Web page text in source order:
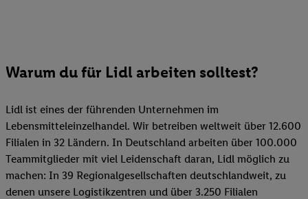
Warum du für Lidl arbeiten solltest?
Lidl ist eines der führenden Unternehmen im
Lebensmitteleinzelhandel. Wir betreiben weltweit über 12.600
Filialen in 32 Ländern. In Deutschland arbeiten über 100.000
Teammitglieder mit viel Leidenschaft daran, Lidl möglich zu
machen: In 39 Regionalgesellschaften deutschlandweit, zu
denen unsere Logistikzentren und über 3.250 Filialen